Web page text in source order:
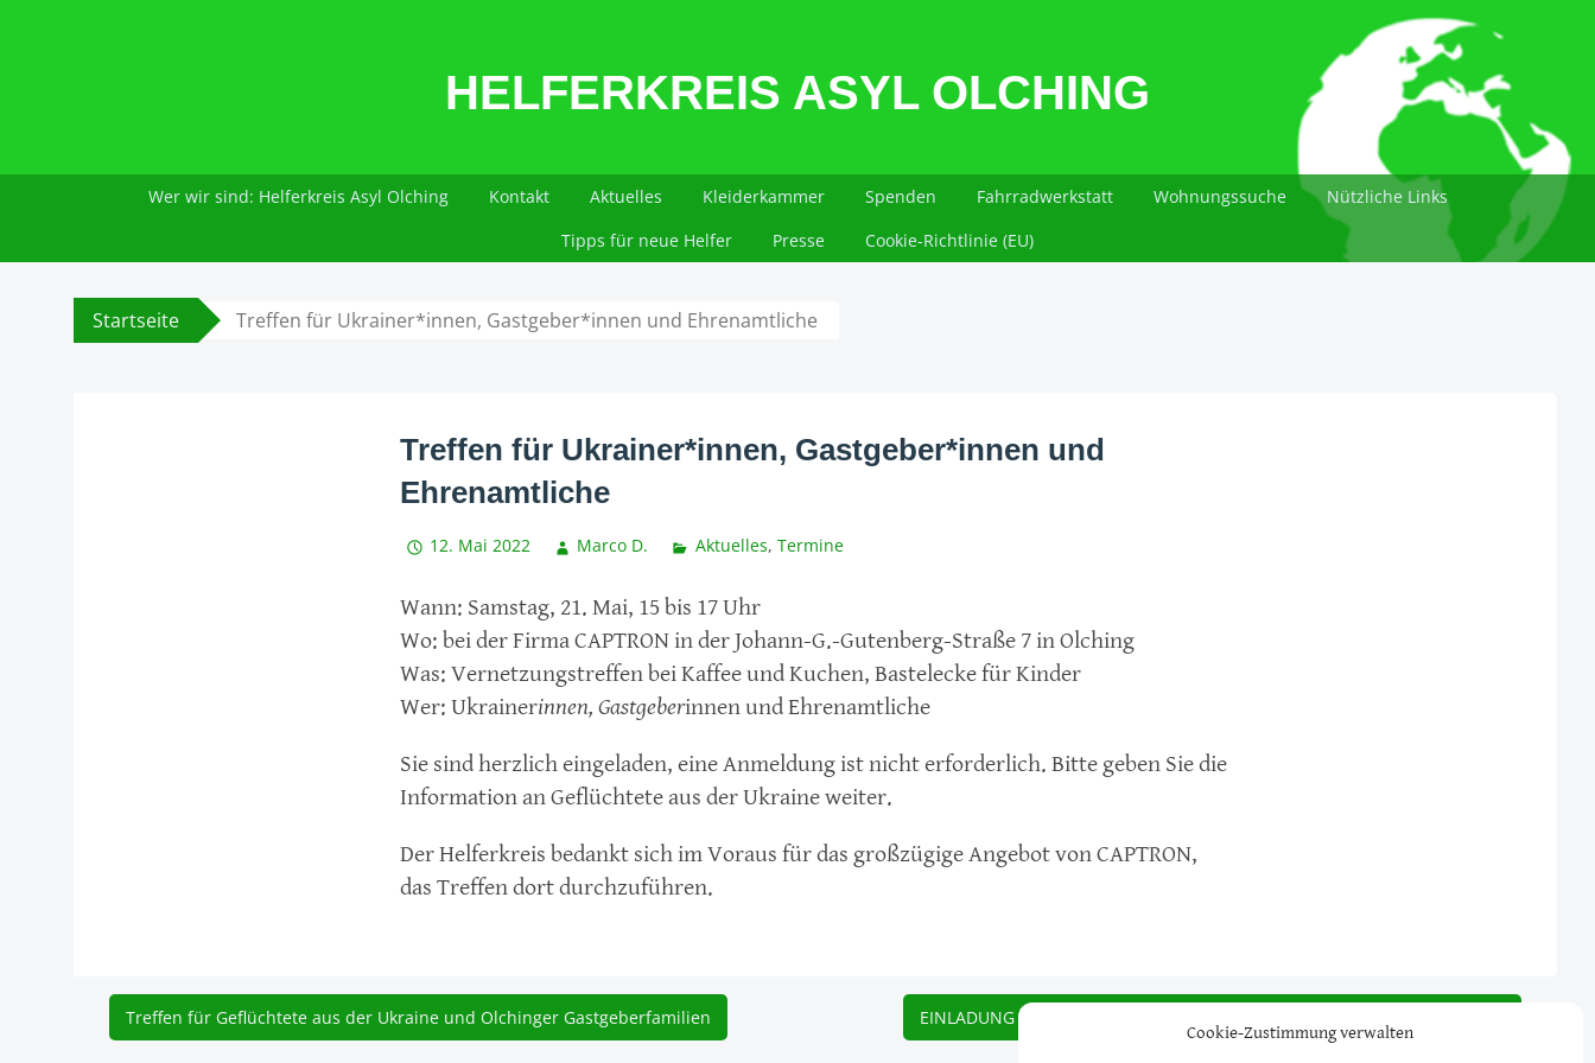
Cookie-Zustimmung verwalten
HELFERKREIS ASYL OLCHING
Wer wir sind: Helferkreis Asyl Olching Kontakt Aktuelles Kleiderkammer Spenden Fahrradwerkstatt Wohnungssuche
Nützliche Links
Tipps für neue Helfer
Presse Cookie-Richtlinie (EU)
Startseite Treffen für Ukrainer*innen, Gastgeber*innen und Ehrenamtliche
Treffen für Ukrainer*innen, Gastgeber*innen und
Ehrenamtliche
12. Mai 2022 Marco D. Aktuelles, Termine
Wann: Samstag, 21. Mai, 15 bis 17 Uhr
Wo: bei der Firma CAPTRON in der Johann-G.-Gutenberg-Straße 7 in Olching
Was: Vernetzungstreffen bei Kaffee und Kuchen, Bastelecke für Kinder
Wer: Ukrainerinnen, Gastgeberinnen und Ehrenamtliche
Sie sind herzlich eingeladen, eine Anmeldung ist nicht erforderlich. Bitte geben Sie die
Information an Geflüchtete aus der Ukraine weiter.
Der Helferkreis bedankt sich im Voraus für das großzügige Angebot von CAPTRON,
das Treffen dort durchzuführen.
Beitragsnavigation
Treffen für Geflüchtete aus der Ukraine und Olchinger Gastgeberfamilien EINLADUNG ZU EINEM NACHMITTAG MIT SPIEL, SPASS, KAFFEE & KUCHEN